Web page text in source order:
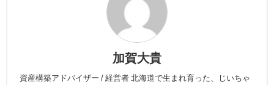
加賀大貴
資産構築アドバイザー / 経営者 北海道で生まれ育った、じいちゃ